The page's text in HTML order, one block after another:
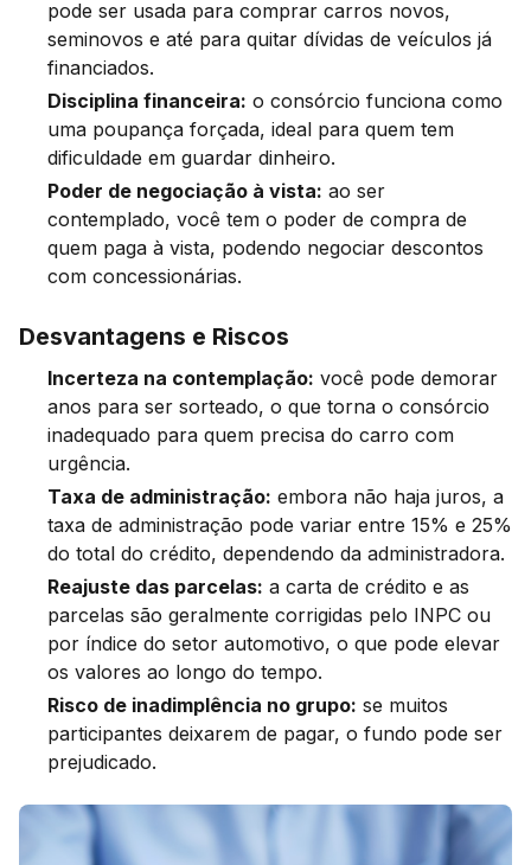
pode ser usada para comprar carros novos,
seminovos e até para quitar dívidas de veículos já
financiados.
Disciplina financeira: o consórcio funciona como
uma poupança forçada, ideal para quem tem
dificuldade em guardar dinheiro.
Poder de negociação à vista: ao ser
contemplado, você tem o poder de compra de
quem paga à vista, podendo negociar descontos
com concessionárias.
Desvantagens e Riscos
Incerteza na contemplação: você pode demorar
anos para ser sorteado, o que torna o consórcio
inadequado para quem precisa do carro com
urgência.
Taxa de administração: embora não haja juros, a
taxa de administração pode variar entre 15% e 25%
do total do crédito, dependendo da administradora.
Reajuste das parcelas: a carta de crédito e as
parcelas são geralmente corrigidas pelo INPC ou
por índice do setor automotivo, o que pode elevar
os valores ao longo do tempo.
Risco de inadimplência no grupo: se muitos
participantes deixarem de pagar, o fundo pode ser
prejudicado.